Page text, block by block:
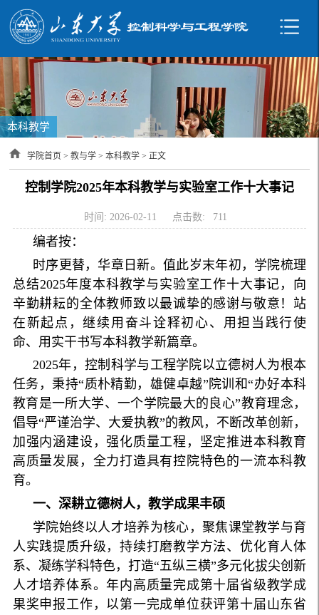
本科教学
学院首页 >教与学 >本科教学 > 正文
控制学院2025年本科教学与实验室工作十大事记
时间: 2026-02-11 点击数: 711
编者按：
时序更替，华章日新。值此岁末年初，学院梳理
总结2025年度本科教学与实验室工作十大事记，向
辛勤耕耘的全体教师致以最诚挚的感谢与敬意！站
在新起点，继续用奋斗诠释初心、用担当践行使
命、用实干书写本科教学新篇章。
2025年，控制科学与工程学院以立德树人为根本
任务，秉持“质朴精勤，雄健卓越”院训和“办好本科
教育是一所大学、一个学院最大的良心”教育理念，
倡导“严谨治学、大爱执教”的教风，不断改革创新，
加强内涵建设，强化质量工程，坚定推进本科教育
高质量发展，全力打造具有控院特色的一流本科教
育。
一、深耕立德树人，教学成果丰硕
学院始终以人才培养为核心，聚焦课堂教学与育
人实践提质升级，持续打磨教学方法、优化育人体
系、凝练学科特色，打造“五纵三横”多元化拔尖创新
人才培养体系。年内高质量完成第十届省级教学成
果奖申报工作，以第一完成单位获评第十届山东省